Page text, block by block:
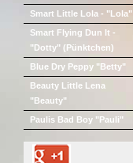
Smart Little Lola - "Lola"
Smart Flying Dun It -
"Dotty" (Pünktchen)
Blue Dry Peppy "Betty"
Beauty Little Lena
"Beauty"
Paulis Bad Boy "Pauli"